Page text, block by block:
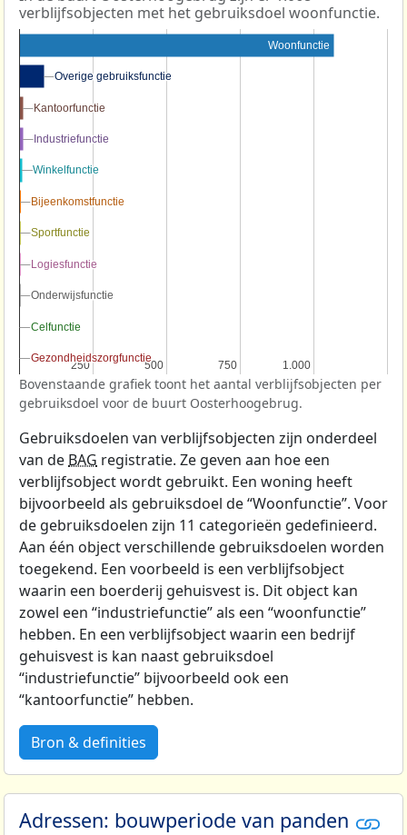
verblijfsobjecten met het gebruiksdoel woonfunctie.
250
250 500
500 750
750 1.000
1.000
Woonfunctie
Overige gebruiksfunctie
Overige gebruiksfunctie
Kantoorfunctie
Kantoorfunctie
Industriefunctie
Industriefunctie
Winkelfunctie
Winkelfunctie
Bijeenkomstfunctie
Bijeenkomstfunctie
Sportfunctie
Sportfunctie
Logiesfunctie
Logiesfunctie
Onderwijsfunctie
Onderwijsfunctie
Celfunctie
Celfunctie
Gezondheidszorgfunctie
Gezondheidszorgfunctie
Bovenstaande grafiek toont het aantal verblijfsobjecten per
gebruiksdoel voor de buurt Oosterhoogebrug.
Gebruiksdoelen van verblijfsobjecten zijn onderdeel
van de BAG registratie. Ze geven aan hoe een
verblijfsobject wordt gebruikt. Een woning heeft
bijvoorbeeld als gebruiksdoel de “Woonfunctie”. Voor
de gebruiksdoelen zijn 11 categorieën gedefinieerd.
Aan één object verschillende gebruiksdoelen worden
toegekend. Een voorbeeld is een verblijfsobject
waarin een boerderij gehuisvest is. Dit object kan
zowel een “industriefunctie” als een “woonfunctie”
hebben. En een verblijfsobject waarin een bedrijf
gehuisvest is kan naast gebruiksdoel
“industriefunctie” bijvoorbeeld ook een
“kantoorfunctie” hebben.
Bron & definities
Adressen: bouwperiode van panden